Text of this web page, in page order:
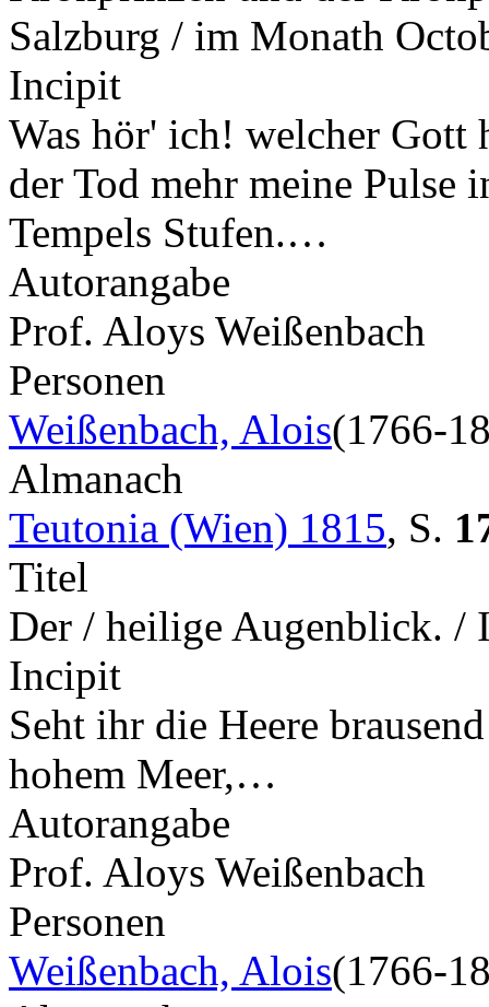
Salzburg / im Monath
Incipit
Was hör' ich! welcher Gott
der Tod mehr meine Pulse
Tempels Stufen.…
Autorangabe
Prof. Aloys Weißenbach
Personen
Weißenbach, Alois(1766-
Almanach
Teutonia (Wien) 1815, S.
Titel
Der / heilige Augenblick. /
Incipit
Seht ihr die Heere
hohem Meer,…
Autorangabe
Prof. Aloys Weißenbach
Personen
Weißenbach, Alois(1766-